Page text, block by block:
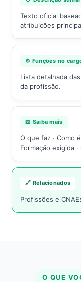
Texto oficial
atribuições
⚙️ Funções no
Lista detalhada
da profissão.
📖 Saiba mais
O que faz · Como
Formação exigida
🔗 Relacionados
Profissões e
O QUE